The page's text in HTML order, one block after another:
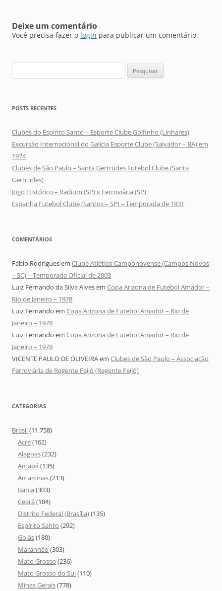
Deixe um comentário
Você precisa fazer o login para publicar um comentário.
por:
POSTS RECENTES
Clubes do Espírito Santo – Esporte Clube Golfinho (Linhares)
Excursão Internacional do Galícia Esporte Clube (Salvador – BA) em
1974
Clubes de São Paulo – Santa Gertrudes Futebol Clube (Santa
Gertrudes)
Jogo Histórico – Radium (SP) x Ferroviária (SP)
Espanha Futebol Clube (Santos – SP) – Temporada de 1931
COMENTÁRIOS
Fábio Rodriguesem Clube Atlético Camponovense (Campos Novos
– SC) – Temporada Oficial de 2003
Luiz Fernando da Silva Alvesem Copa Arizona de Futebol Amador –
Rio de Janeiro – 1978
Luiz Fernando em Copa Arizona de Futebol Amador – Rio de
Janeiro – 1978
Luiz Fernando em Copa Arizona de Futebol Amador – Rio de
Janeiro – 1978
VICENTE PAULO DE OLIVEIRAem Clubes de São Paulo – Associação
Ferroviária de Regente Feijó (Regente Feijó)
CATEGORIAS
Brasil(11.758)
Acre(162)
Alagoas(232)
Amapá (135)
Amazonas(213)
Bahia (303)
Ceará (184)
Distrito Federal (Brasília)(135)
Espírito Santo (292)
Goiás(180)
Maranhão (303)
Mato Grosso (236)
Mato Grosso do Sul(110)
Minas Gerais(778)